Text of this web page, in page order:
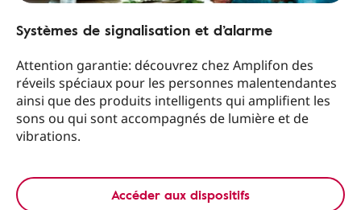
Systèmes de signalisation et d’alarme
Attention garantie: découvrez chez Amplifon des
réveils spéciaux pour les personnes malentendantes
ainsi que des produits intelligents qui amplifient les
sons ou qui sont accompagnés de lumière et de
vibrations.
Accéder aux dispositifs